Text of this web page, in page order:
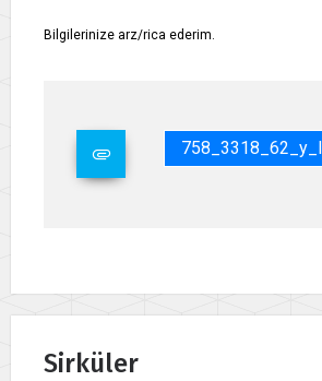
Bilgilerinize arz/rica ederim.
Sirküler